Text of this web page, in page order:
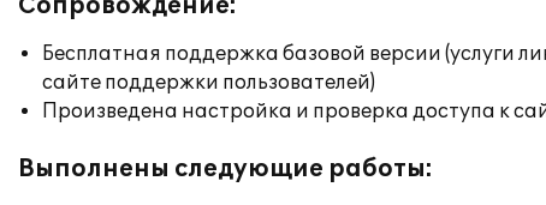
Сопровождение:
Бесплатная поддержка базовой версии (услуги
сайте поддержки пользователей)
Произведена настройка и проверка доступа к
Выполнены следующие работы: